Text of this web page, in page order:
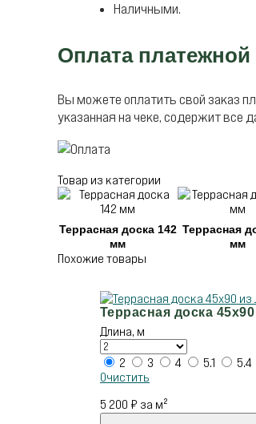
Наличными.
Оплата платежной
Вы можете оплатить свой заказ
указанная на чеке, содержит все
Товар из категории
Террасная доска 142
мм
Террасная
мм
Похожие товары
Террасная доска
Длина, м
2 3 4 5.1 5.4
Очистить
5 200 ₽ за м²